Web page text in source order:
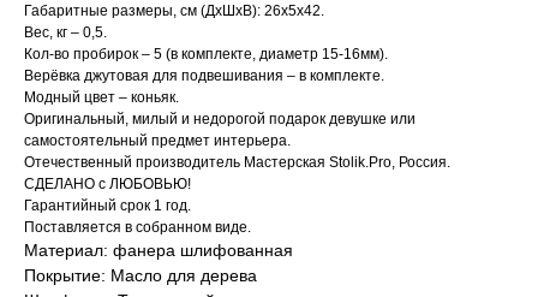
Габаритные размеры, см (ДхШхВ): 26х5х42.
Вес, кг – 0,5.
Кол-во пробирок – 5 (в комплекте, диаметр 15-16мм).
Верёвка джутовая для подвешивания – в комплекте.
Модный цвет – коньяк.
Оригинальный, милый и недорогой подарок девушке или
самостоятельный предмет интерьера.
Отечественный производитель Мастерская Stolik.Pro, Россия.
СДЕЛАНО с ЛЮБОВЬЮ!
Гарантийный срок 1 год.
Поставляется в собранном виде.
Материал: фанера шлифованная
Покрытие: Масло для дерева